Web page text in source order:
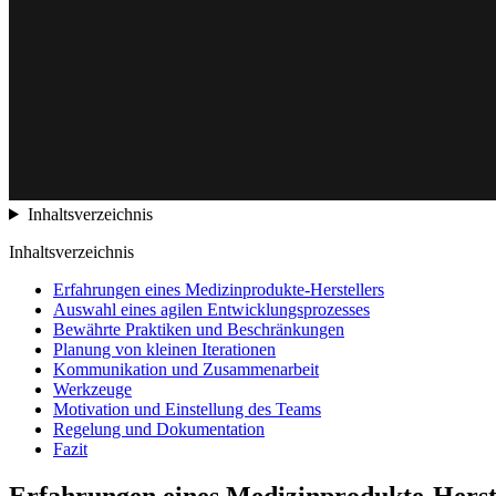
Inhaltsverzeichnis
Inhaltsverzeichnis
Erfahrungen eines Medizinprodukte-Herstellers
Auswahl eines agilen Entwicklungsprozesses
Bewährte Praktiken und Beschränkungen
Planung von kleinen Iterationen
Kommunikation und Zusammenarbeit
Werkzeuge
Motivation und Einstellung des Teams
Regelung und Dokumentation
Fazit